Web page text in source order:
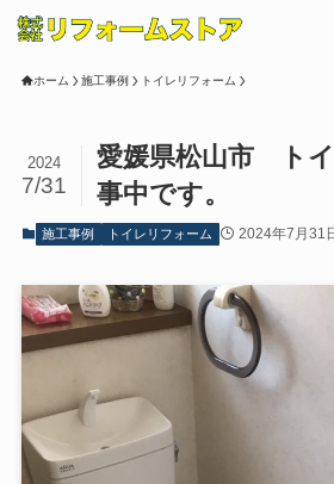
ホーム 施工事例 トイレリフォーム
愛媛県松山市 ト
事中です。
2024
7/31
施工事例 トイレリフォーム 2024年7月31